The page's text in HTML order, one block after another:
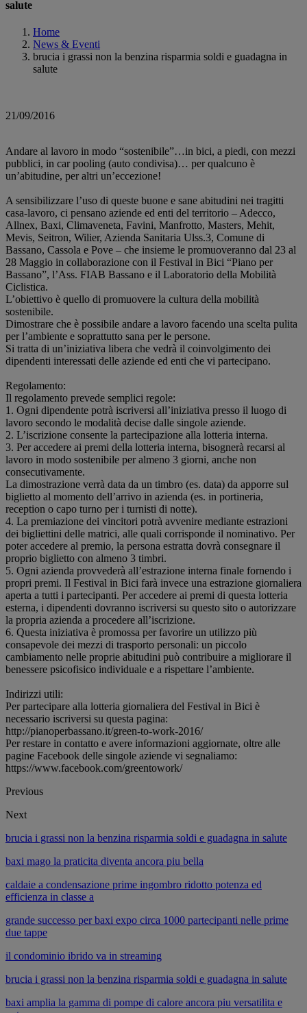
salute
Home
News & Eventi
brucia i grassi non la benzina risparmia soldi e guadagna in
salute
21/09/2016
Andare al lavoro in modo “sostenibile”…in bici, a piedi, con mezzi
pubblici, in car pooling (auto condivisa)… per qualcuno è
un’abitudine, per altri un’eccezione!
A sensibilizzare l’uso di queste buone e sane abitudini nei tragitti
casa-lavoro, ci pensano aziende ed enti del territorio – Adecco,
Allnex, Baxi, Climaveneta, Favini, Manfrotto, Masters, Mehit,
Mevis, Seitron, Wilier, Azienda Sanitaria Ulss.3, Comune di
Bassano, Cassola e Pove – che insieme le promuoveranno dal 23 al
28 Maggio in collaborazione con il Festival in Bici “Piano per
Bassano”, l’Ass. FIAB Bassano e il Laboratorio della Mobilità
Ciclistica.
L’obiettivo è quello di promuovere la cultura della mobilità
sostenibile.
Dimostrare che è possibile andare a lavoro facendo una scelta pulita
per l’ambiente e soprattutto sana per le persone.
Si tratta di un’iniziativa libera che vedrà il coinvolgimento dei
dipendenti interessati delle aziende ed enti che vi partecipano.
Regolamento:
Il regolamento prevede semplici regole:
1. Ogni dipendente potrà iscriversi all’iniziativa presso il luogo di
lavoro secondo le modalità decise dalle singole aziende.
2. L’iscrizione consente la partecipazione alla lotteria interna.
3. Per accedere ai premi della lotteria interna, bisognerà recarsi al
lavoro in modo sostenibile per almeno 3 giorni, anche non
consecutivamente.
La dimostrazione verrà data da un timbro (es. data) da apporre sul
biglietto al momento dell’arrivo in azienda (es. in portineria,
reception o capo turno per i turnisti di notte).
4. La premiazione dei vincitori potrà avvenire mediante estrazioni
dei bigliettini delle matrici, alle quali corrisponde il nominativo. Per
poter accedere al premio, la persona estratta dovrà consegnare il
proprio biglietto con almeno 3 timbri.
5. Ogni azienda provvederà all’estrazione interna finale fornendo i
propri premi. Il Festival in Bici farà invece una estrazione giornaliera
aperta a tutti i partecipanti. Per accedere ai premi di questa lotteria
esterna, i dipendenti dovranno iscriversi su questo sito o autorizzare
la propria azienda a procedere all’iscrizione.
6. Questa iniziativa è promossa per favorire un utilizzo più
consapevole dei mezzi di trasporto personali: un piccolo
cambiamento nelle proprie abitudini può contribuire a migliorare il
benessere psicofisico individuale e a rispettare l’ambiente.
Indirizzi utili:
Per partecipare alla lotteria giornaliera del Festival in Bici è
necessario iscriversi su questa pagina:
http://pianoperbassano.it/green-to-work-2016/
Per restare in contatto e avere informazioni aggiornate, oltre alle
pagine Facebook delle singole aziende vi segnaliamo:
https://www.facebook.com/greentowork/
Previous
Next
brucia i grassi non la benzina risparmia soldi e guadagna in salute
baxi mago la praticita diventa ancora piu bella
caldaie a condensazione prime ingombro ridotto potenza ed
efficienza in classe a
grande successo per baxi expo circa 1000 partecipanti nelle prime
due tappe
il condominio ibrido va in streaming
brucia i grassi non la benzina risparmia soldi e guadagna in salute
baxi amplia la gamma di pompe di calore ancora piu versatilita e